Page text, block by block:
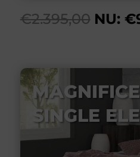
€2.395,00 NU:
SINGLE